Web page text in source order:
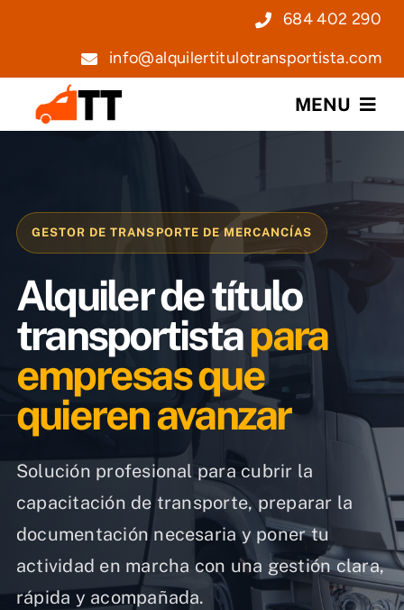
684 402 290
info@alquilertitulotransportista.com
MENU
Servicios
Noticias
Contacto
GESTOR DE TRANSPORTE DE MERCANCÍAS
Alquiler de título
transportistapara
empresas que
quieren avanzar
Solución profesional para cubrir la
capacitación de transporte, preparar la
documentación necesaria y poner tu
actividad en marcha con una gestión clara,
rápida y acompañada.